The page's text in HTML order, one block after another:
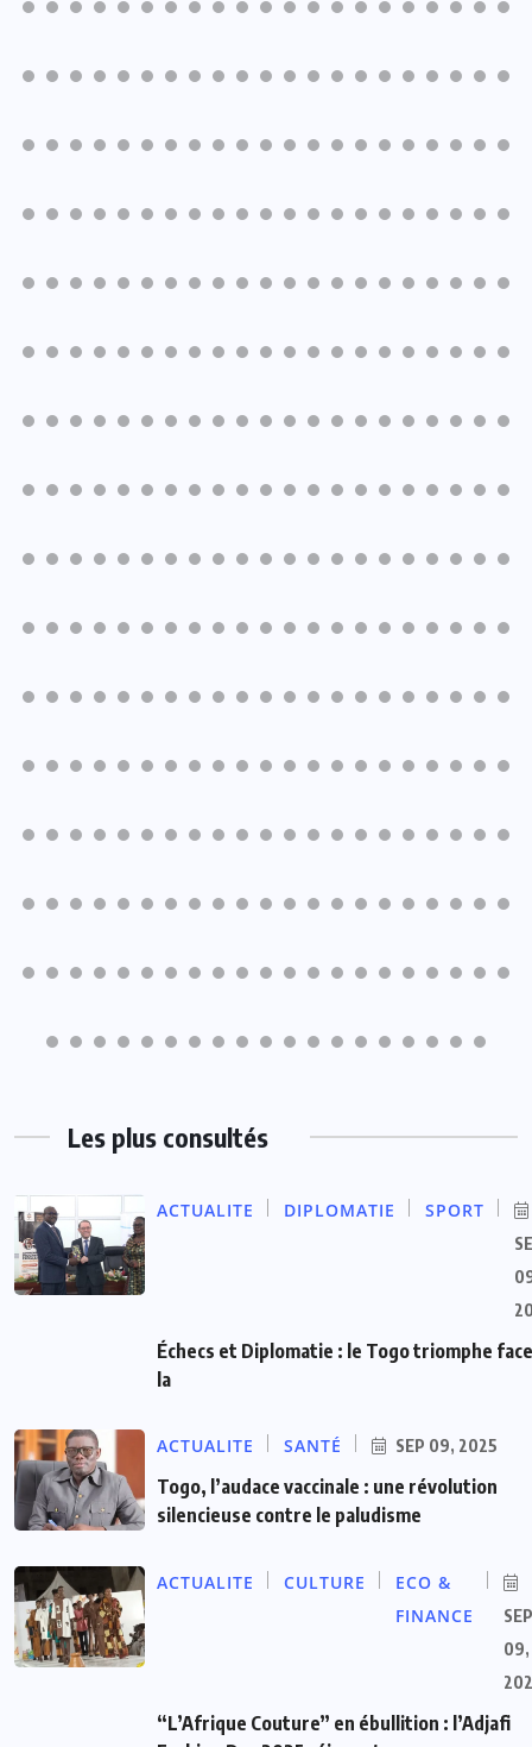
Les plus consultés
ACTUALITE DIPLOMATIE SPORT
Échecs et Diplomatie : le Togo triomphe
la
ACTUALITE SANTÉ SEP 09, 2025
Togo, l’audace vaccinale : une révolution
silencieuse contre le paludisme
ACTUALITE CULTURE
ECO &
FINANCE
SEP
09,
“L’Afrique Couture” en ébullition : l’Adjafi